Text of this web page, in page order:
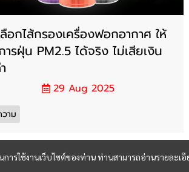
อกไส้กรองเครื่องฟอกอากาศ ให้
รฝุ่น PM2.5 ได้จริง ไม่เสียเงิน
29 Aug 2025
าม
รใช้งานเว็บไซต์ของท่าน ท่านสามารถอ่านรายละเอี